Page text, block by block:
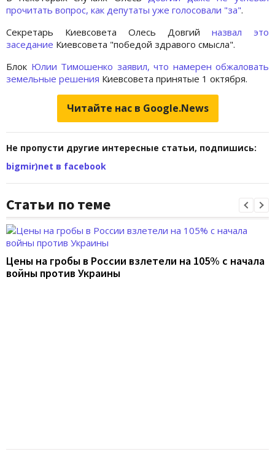
прочитать вопрос, как депутаты уже голосовали "за".
Секретарь Киевсовета Олесь Довгий назвал это
заседание Киевсовета "победой здравого смысла".
Блок Юлии Тимошенко заявил, что намерен обжаловать
земельные решения Киевсовета принятые 1 октября.
Читайте нас в Google.News
Не пропусти другие интересные статьи, подпишись:
bigmir)net в facebook
Статьи по теме
Цены на гробы в России взлетели на 105% с начала
войны против Украины